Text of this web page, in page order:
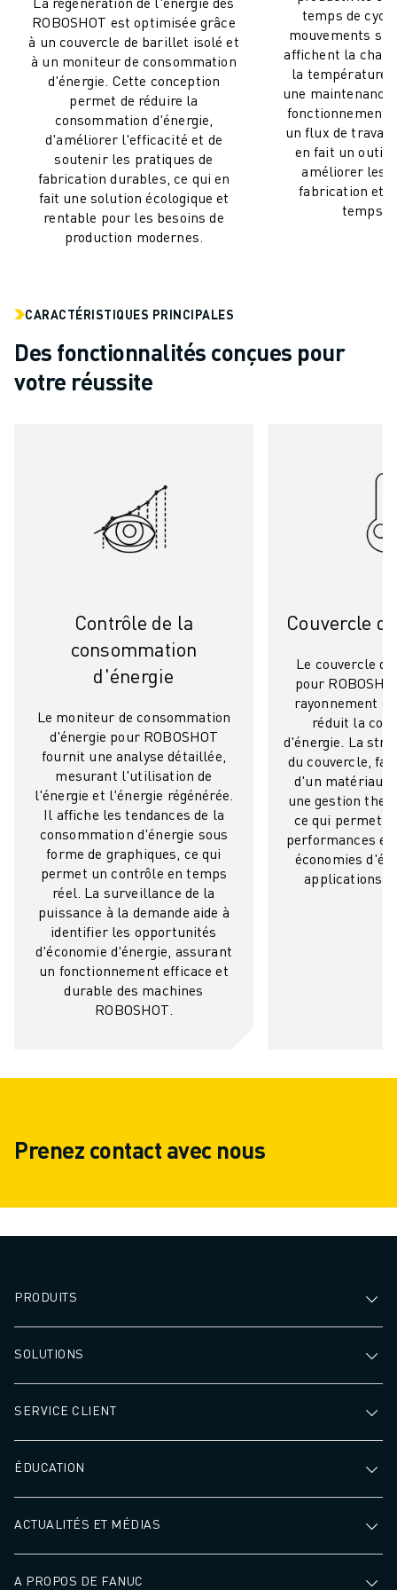
MANUTENTION
PEINTURE
PALETTISATION
SOUDAGE PAR POINTS
INSPECTION DE LA VISION
DÉCOUPAGE PAR FIL EDM
TÉMOIGNAGES
SERVICE CLIENTÈLE
SERVICE CLIENTÈLE
FANUC PLANS
TERRAIN ET MAINTENANCE
REMISE À NEUF
CENTRE DE TÉLÉCHARGEMENT " MYFANUC
FORMATION ET ÉDUCATION
ÉVÉNEMENTS ÉDUCATIFS
ACTUALITÉS ET MÉDIAS
ACTUALITÉS ET MÉDIAS
A PROPOS DE FANUC
A PROPOS DE FANUC
FANUC EN EUROPE
CARRIÈRE
FAÇONNEZ VOTRE AVENIR AVEC FANUC
REJOIGNEZ-NOUS
CONTACT
CONTACT
LOCALISATION DES SITES
ROBOSHOT est optimisée grâce
à un couvercle de barillet isolé et
à un moniteur de consommation
d'énergie. Cette conception
permet de réduire la
consommation d'énergie,
d'améliorer l'efficacité et de
soutenir les pratiques de
fabrication durables, ce qui en
fait une solution écologique et
rentable pour les besoins de
production modernes.
temps de
mouvements
affichent la
la température,
une maintenance
fonctionnement
un flux de travail
en fait un outil
améliorer les
fabrication et
temps
CARACTÉRISTIQUES PRINCIPALES
Des fonctionnalités conçues pour
votre réussite
Contrôle de la
consommation
d'énergie
Le moniteur de consommation
d'énergie pour ROBOSHOT
fournit une analyse détaillée,
mesurant l'utilisation de
l'énergie et l'énergie régénérée.
Il affiche les tendances de la
consommation d'énergie sous
forme de graphiques, ce qui
permet un contrôle en temps
réel. La surveillance de la
puissance à la demande aide à
identifier les opportunités
d'économie d'énergie, assurant
un fonctionnement efficace et
durable des machines
ROBOSHOT.
Couvercle
Le couvercle
pour
rayonnement
réduit la
d'énergie. La
du couvercle,
d'un matériau
une gestion
ce qui permet
performances et
économies
applications
Prenez contact avec nous
PRODUITS
SOLUTIONS
SERVICE CLIENT
ÉDUCATION
ACTUALITÉS ET MÉDIAS
A PROPOS DE FANUC